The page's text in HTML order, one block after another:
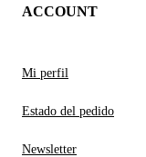
ACCOUNT
Mi perfil
Estado del pedido
Newsletter